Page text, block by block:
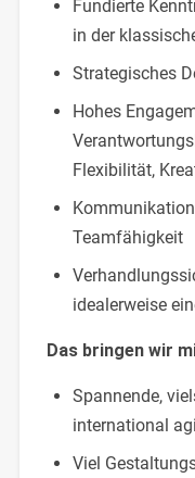
Fundierte
in der
Strategisches
Hohes
Flexibilität,
Teamfähigkeit
idealerweise
Das bringen wir
Spannende,
international
Viel